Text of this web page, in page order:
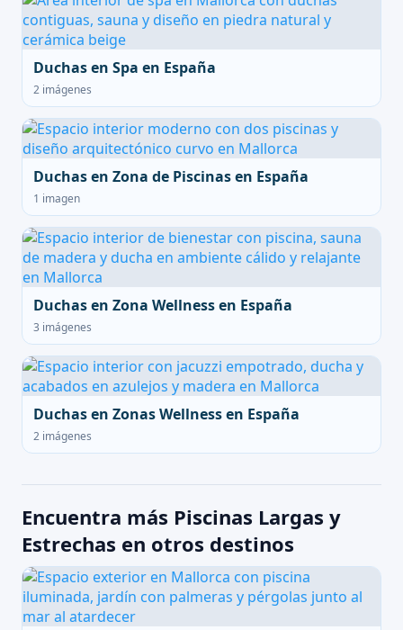
Duchas en Spa en España
2 imágenes
Duchas en Zona de Piscinas en España
1 imagen
Duchas en Zona Wellness en España
3 imágenes
Duchas en Zonas Wellness en España
2 imágenes
Encuentra más Piscinas Largas y
Estrechas en otros destinos